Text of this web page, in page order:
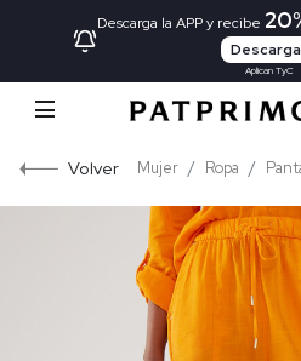
Descarga la APP y recibe
Aplican TyC
Volver Mujer Ropa